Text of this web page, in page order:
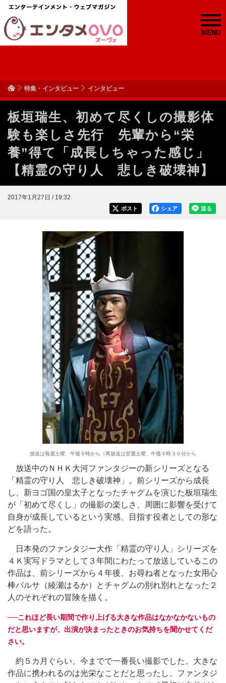
MENU
特集・インタビュー インタビュー
板垣瑞生、初めて尽くしの撮影体
験も楽しさ先行 先輩から“栄
養”得て「成長しちゃった感じ」
【精霊の守り人 悲しき破壊神】
2017年1月27日 / 19:32
送る
シェア
ポスト
放送は毎週土曜、午後９時から（再放送は翌週土曜、午後４時３０分から
放送中のＮＨＫ大河ファンタジーの新シリーズとなる
「精霊の守り人 悲しき破壊神」。前シリーズから成長
し、新ヨゴ国の皇太子となったチャグムを演じた板垣瑞生
が「初めて尽くし」の撮影の楽しさ、周囲に影響を受けて
自身が成長しているという実感、目指す役者としての形な
どを語った。
日本発のファンタジー大作「精霊の守り人」シリーズを
４Ｋ実写ドラマとして３年間にわたって放送しているこの
作品は、前シリーズから４年後、お尋ね者となった女用心
棒バルサ（綾瀬はるか）とチャグムの別れ別れとなった２
人のそれぞれの冒険を描く。
──これほど長い期間で作り上げる大きな作品はなかなかないもの
だと思いますが、出演が決まったときのお気持ちを聞かせてくだ
さい。
約５カ月ぐらい、今までで一番長い撮影でした。大きな
作品に携われるのは光栄なことだと思ったし、ファンタジ